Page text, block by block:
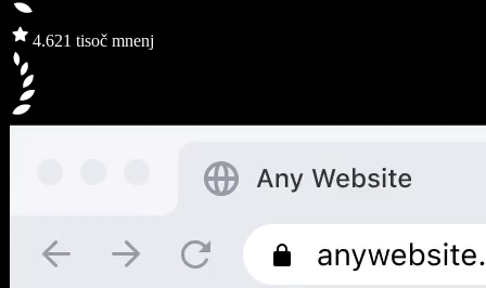
4.621 tisoč mnenj